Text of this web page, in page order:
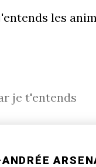
les
je t'entends